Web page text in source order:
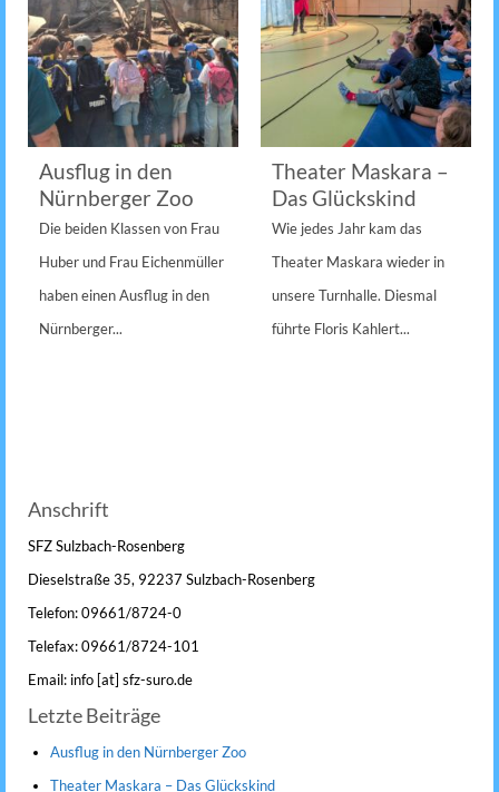
Ausflug in den
Nürnberger Zoo
Die beiden Klassen von Frau
Huber und Frau Eichenmüller
haben einen Ausflug in den
Nürnberger...
Theater Maskara –
Das Glückskind
Wie jedes Jahr kam das
Theater Maskara wieder in
unsere Turnhalle. Diesmal
führte Floris Kahlert...
Anschrift
SFZ Sulzbach-Rosenberg
Dieselstraße 35, 92237 Sulzbach-Rosenberg
Telefon: 09661/8724-0
Telefax: 09661/8724-101
Email: info [at] sfz-suro.de
Letzte Beiträge
Ausflug in den Nürnberger Zoo
Theater Maskara – Das Glückskind